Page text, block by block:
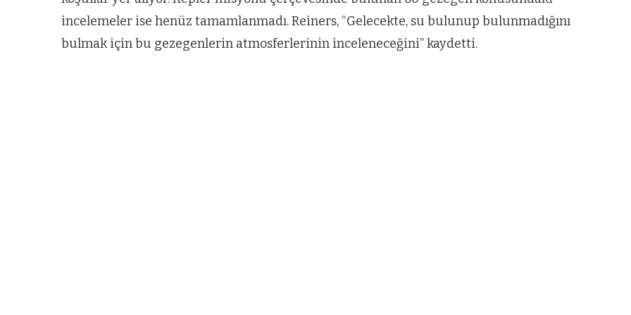
incelemeler ise henüz tamamlanmadı. Reiners, “Gelecekte, su bulunup bulunmadığını
bulmak için bu gezegenlerin atmosferlerinin inceleneceğini” kaydetti.